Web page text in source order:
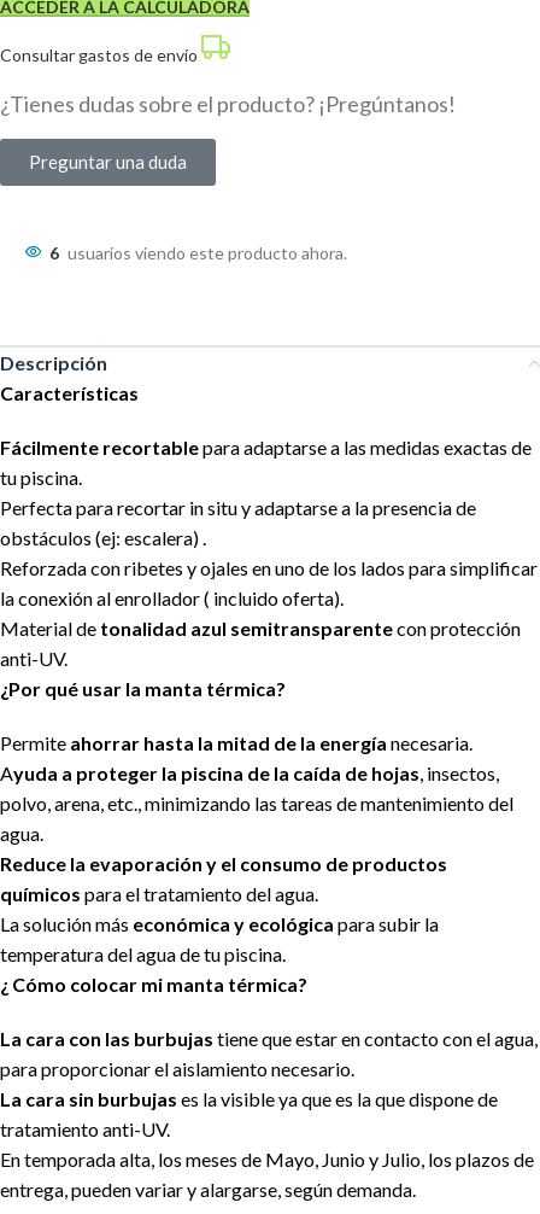
ACCEDER A LA CALCULADORA
Consultar gastos de envío
¿Tienes dudas sobre el producto? ¡Pregúntanos!
Preguntar una duda
6 usuarios viendo este producto ahora.
Descripción
Características
Fácilmente recortablepara adaptarse a las medidas exactas de
tu piscina.
Perfecta para recortar in situ y adaptarse a la presencia de
obstáculos (ej: escalera) .
Reforzada con ribetes y ojales en uno de los lados para simplificar
la conexión al enrollador ( incluido oferta).
Material de tonalidad azul semitransparentecon protección
anti-UV.
¿Por qué usar la manta térmica?
Permite ahorrar hasta la mitad de la energía necesaria.
Ayuda a proteger la piscina de la caída de hojas, insectos,
polvo, arena, etc., minimizando las tareas de mantenimiento del
agua.
Reduce la evaporación y el consumo de productos
químicos para el tratamiento del agua.
La solución más económica y ecológica para subir la
temperatura del agua de tu piscina.
¿ Cómo colocar mi manta térmica?
La cara con las burbujas tiene que estar en contacto con el agua,
para proporcionar el aislamiento necesario.
La cara sin burbujas es la visible ya que es la que dispone de
tratamiento anti-UV.
En temporada alta, los meses de Mayo, Junio y Julio, los plazos de
entrega, pueden variar y alargarse, según demanda.